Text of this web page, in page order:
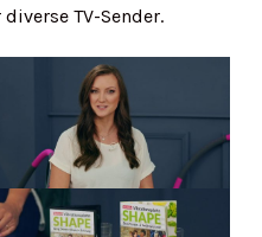
TV-Sender.